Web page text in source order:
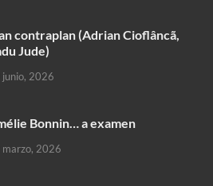
contraplan (Adrian Cioflâncã,
Jude)
junio, 2026
Bonnin… a examen
marzo, 2026